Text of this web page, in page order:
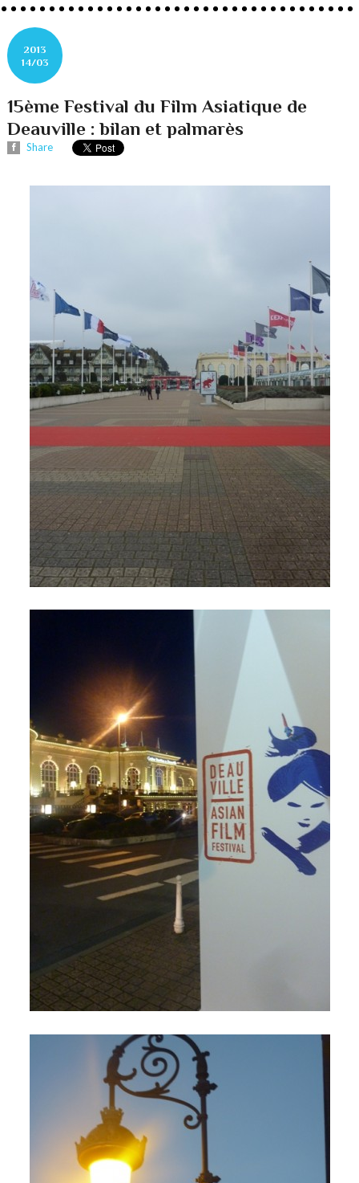
2013
14/03
15ème Festival du Film Asiatique de
Deauville : bilan et palmarès
Share